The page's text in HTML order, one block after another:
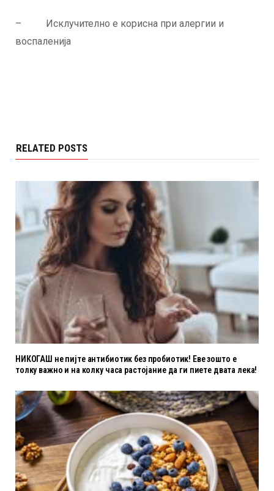
– Исклучително е корисна при алергии и
воспаленија
RELATED POSTS
НИКОГАШ не пијте антибиотик без пробиотик! Еве зошто е
толку важно и на колку часа растојание да ги пиете двата лека!